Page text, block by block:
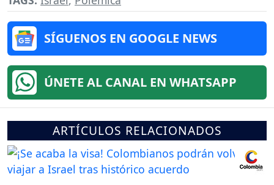
SÍGUENOS EN GOOGLE NEWS
ÚNETE AL CANAL EN WHATSAPP
ARTÍCULOS RELACIONADOS